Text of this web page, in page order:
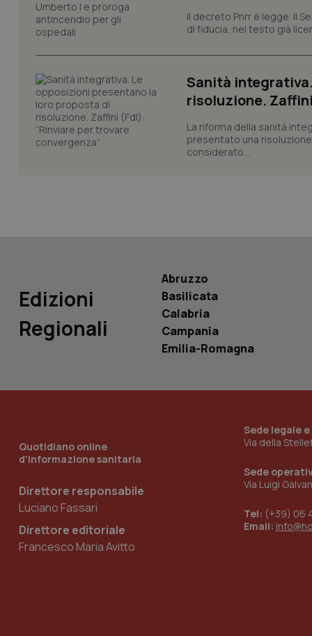
Il decreto Pnrr è legge. Il
di fiducia, nel testo già
Sanità
risoluzione.
La riforma della sanità
presentato una
considerato...
Edizioni
Regionali
Abruzzo
Basilicata
Calabria
Campania
Emilia-Romagna
Quotidiano online
d'informazione sanitaria
Direttore responsabile
Luciano Fassari
Direttore editoriale
Francesco Maria Avitto
Sede legale
Via della
Sede
Via Luigi
Tel: (+39) 06
Email:
tracking-sites-
tracking-sites-
session-id
Nome
Nome
__Secure-YNID